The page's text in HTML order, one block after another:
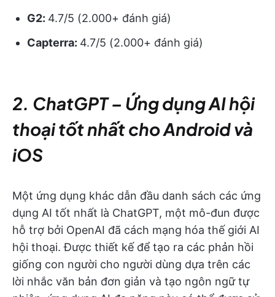
G2: 4.7/5 (2.000+ đánh giá)
Capterra: 4.7/5 (2.000+ đánh giá)
2. ChatGPT– Ứng dụng AI hội
thoại tốt nhất cho Android và
iOS
Một ứng dụng khác dẫn đầu danh sách các ứng
dụng AI tốt nhất là ChatGPT, một mô-đun được
hỗ trợ bởi OpenAI đã cách mạng hóa thế giới AI
hội thoại. Được thiết kế để tạo ra các phản hồi
giống con người cho người dùng dựa trên các
lời nhắc văn bản đơn giản và tạo ngôn ngữ tự